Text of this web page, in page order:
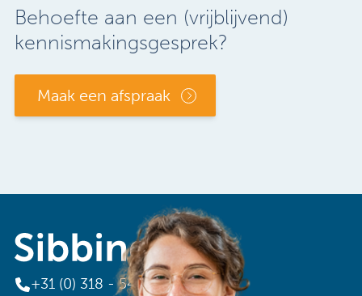
Behoefte aan een (vrijblijvend)
kennismakingsgesprek?
Maak een afspraak
+31 (0) 318 - 544 044